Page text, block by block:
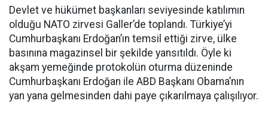
Devlet ve hükümet başkanları seviyesinde katılımın
olduğu NATO zirvesi Galler’de toplandı. Türkiye’yi
Cumhurbaşkanı Erdoğan’ın temsil ettiği zirve, ülke
basınına magazinsel bir şekilde yansıtıldı. Öyle ki
akşam yemeğinde protokolün oturma düzeninde
Cumhurbaşkanı Erdoğan ile ABD Başkanı Obama’nın
yan yana gelmesinden dahi paye çıkarılmaya çalışılıyor.